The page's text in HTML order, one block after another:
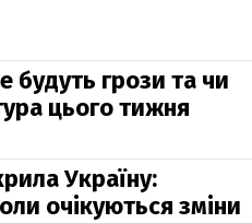
будуть грози та чи
цього тижня
Україну:
очікуються зміни